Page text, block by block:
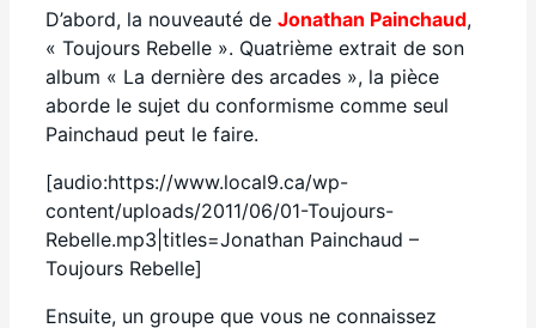
D’abord, la nouveauté de Jonathan Painchaud,
« Toujours Rebelle ». Quatrième extrait de son
album « La dernière des arcades », la pièce
aborde le sujet du conformisme comme seul
Painchaud peut le faire.
[audio:https://www.local9.ca/wp-
content/uploads/2011/06/01-Toujours-
Rebelle.mp3|titles=Jonathan Painchaud –
Toujours Rebelle]
Ensuite, un groupe que vous ne connaissez